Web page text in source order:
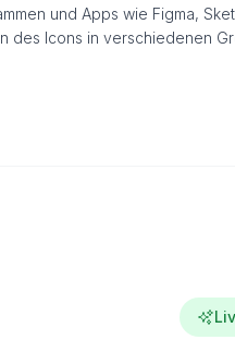
und Apps wie Figma,
des Icons in verschiedenen